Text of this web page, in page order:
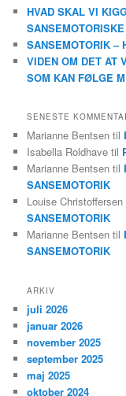
HVAD SKAL VI
SANSEMOTORIK –
VIDEN OM DET AT
SOM KAN FØLGE
SENESTE
Marianne Bentsen til
Isabella Roldhave til
Marianne Bentsen til
SANSEMOTORIK
Louise Christoffersen
SANSEMOTORIK
Marianne Bentsen til
SANSEMOTORIK
ARKIV
juli 2026
januar 2026
november 2025
september 2025
maj 2025
oktober 2024